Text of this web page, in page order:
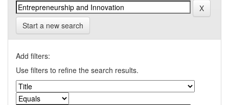
Start a new search
Add filters:
Use filters to refine the search results.